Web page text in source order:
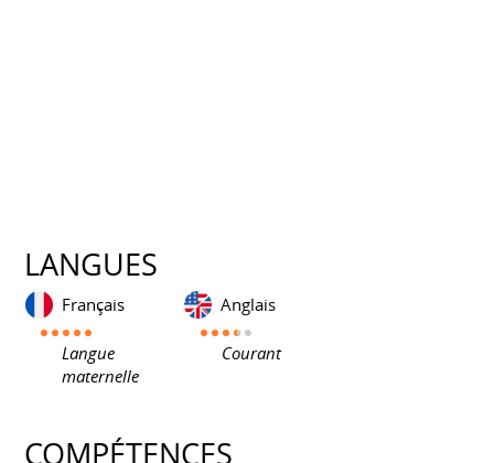
LANGUES
Français
Langue
maternelle
Anglais
Courant
COMPÉTENCES